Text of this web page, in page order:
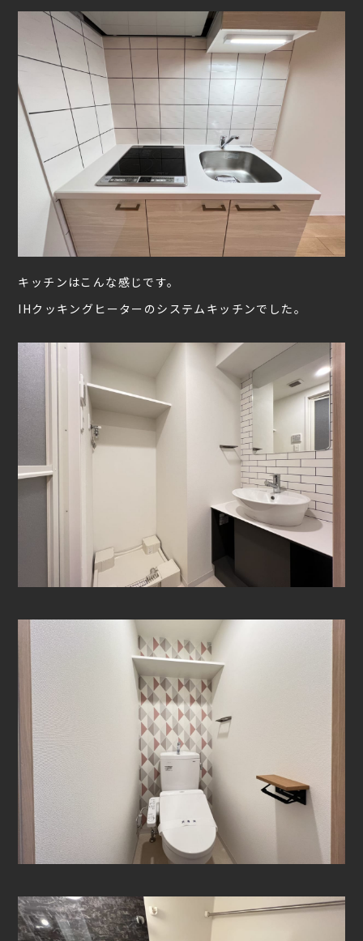
キッチンはこんな感じです。
IHクッキングヒーターのシステムキッチンでした。